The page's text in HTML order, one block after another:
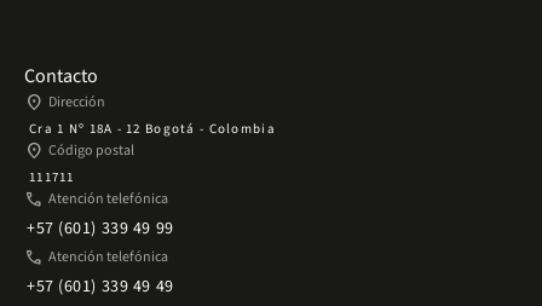
Contacto
place Dirección
Cra 1 Nº 18A - 12 Bogotá - Colombia
place Código postal
111711
phone Atención telefónica
+57 (601) 339 49 99
phone Atención telefónica
+57 (601) 339 49 49